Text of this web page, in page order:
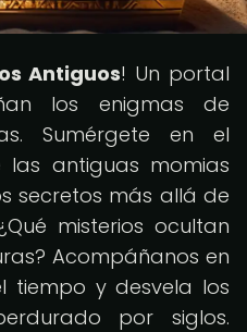
Antiguos! Un portal
los enigmas de
Sumérgete en el
antiguas momias
secretos más allá de
misterios ocultan
Acompáñanos en
tiempo y desvela los
por siglos.